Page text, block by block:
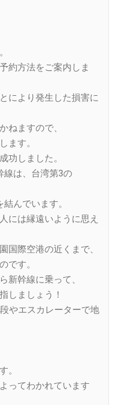
約方法をご案内しま
により発生した損害に
ねますので、
ます。
功しました。
線は、台湾第3の
んでいます。
には縁遠いように思え
国際空港の近くまで、
です。
新幹線に乗って、
しましょう！
やエスカレーターで地
。
ってわかれています